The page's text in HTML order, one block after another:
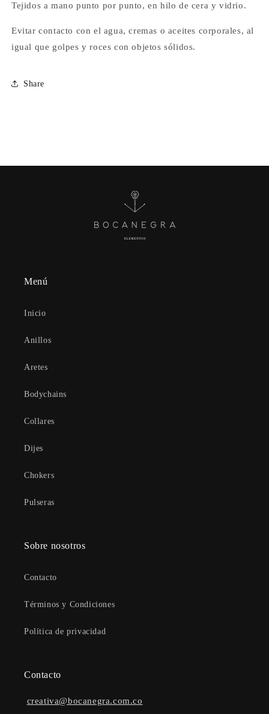
Tejidos a mano punto por punto, en hilo de cera y vidrio.
Evitar contacto con el agua, cremas o aceites corporales, al
igual que golpes y roces con objetos sólidos.
Share
Menú
Inicio
Anillos
Aretes
Bodychains
Collares
Dijes
Chokers
Pulseras
Sobre nosotros
Contacto
Términos y Condiciones
Política de privacidad
Contacto
creativa@bocanegra.com.co